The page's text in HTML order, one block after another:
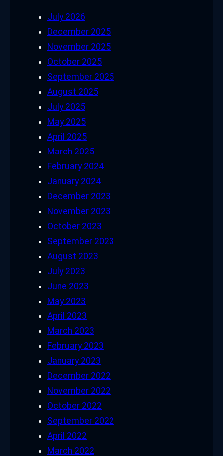
July 2026
December 2025
November 2025
October 2025
September 2025
August 2025
July 2025
May 2025
April 2025
March 2025
February 2024
January 2024
December 2023
November 2023
October 2023
September 2023
August 2023
July 2023
June 2023
May 2023
April 2023
March 2023
February 2023
January 2023
December 2022
November 2022
October 2022
September 2022
April 2022
March 2022